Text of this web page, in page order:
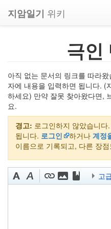
지암일기 위키
극인
아직 없는 문서의 링크를 따라
자에 내용을 입력하면 됩니다. (
하세요) 만약 잘못 찾아왔다면,
요.
경고: 로그인하지 않았습니
됩니다. 로그인 하거나 계정
이름으로 기록되고, 다른 장
고